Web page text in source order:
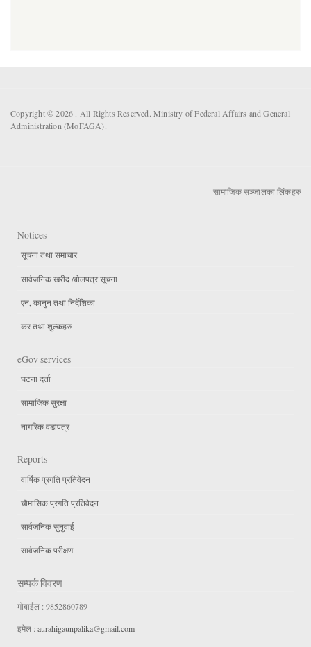
Copyright © 2026 . All Rights Reserved. Ministry of Federal Affairs and General
Administration (MoFAGA).
सामाजिक सञ्जालका लिंकहरु
Notices
सूचना तथा समाचार
सार्वजनिक खरीद /बोलपत्र सूचना
एन, कानुन तथा निर्देशिका
कर तथा शुल्कहरु
eGov services
घटना दर्ता
सामाजिक सुरक्षा
नागरिक वडापत्र
Reports
वार्षिक प्रगति प्रतिवेदन
चौमासिक प्रगति प्रतिवेदन
सार्वजनिक सुनुवाई
सार्वजनिक परीक्षण
सम्पर्क विवरण
मोबाईल : 9852860789
इमेल : aurahigaunpalika@gmail.com